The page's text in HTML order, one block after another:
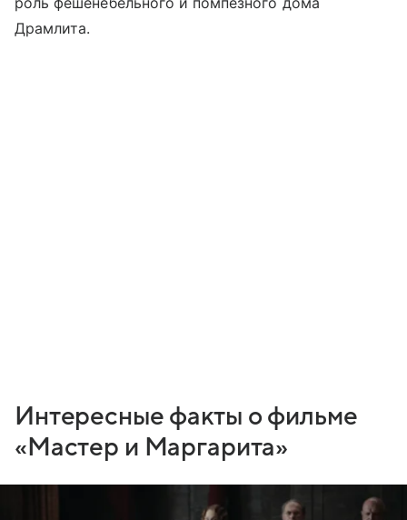
Драмлита.
Интересные факты о фильме
«Мастер и Маргарита»